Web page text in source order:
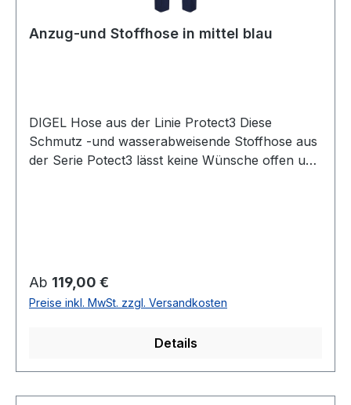
Anzug-und Stoffhose in mittel blau
DIGEL Hose aus der Linie Protect3 Diese
Schmutz -und wasserabweisende Stoffhose aus
der Serie Potect3 lässt keine Wünsche offen und
durch protect3 Ausrüstung54 % Polyester 44 %
Wolle 2% ElastanChemische ReinigungArtikel Nr.
99976
Regulärer Preis:
Ab 119,00 €
Preise inkl. MwSt. zzgl. Versandkosten
Details